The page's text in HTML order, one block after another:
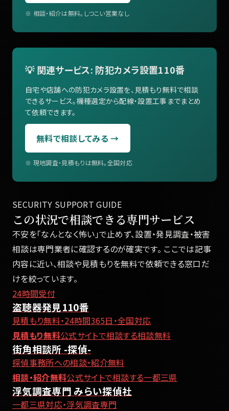
※ 相談・紹介は無料。しつこい営業なし
💡 関連サービス: 防犯カメラ設置110番
自宅や店舗への防犯カメラ設置を、見積もり無料で相談
できるサービス。機種選定から配線・設置工事までまとめ
て依頼できます。
無料で相談してみる →
※ 現地調査・見積もりは無料。全国対応
SECURITY SUPPORT GUIDE
この状況で相談できる専門サービス
不安を「なんとなく怖い」で止めず、設置・発見調査・被害
相談は専門業者に確認するのが確実です。 ここでは記事
内容に近い、相談や見積もりを無料で依頼できる窓口だ
けを絞っています。
24時間受付
盗聴器発見110番
見積もり無料・24時間365日・全国対応
見積もり無料公式サイトで相談する相談無料
街角相談所 -探偵-
探偵事務所への相談・紹介無料
相談・紹介無料公式サイトで相談する一都三県
浮気調査専門 みらい探偵社
一都三県対応・浮気調査専門